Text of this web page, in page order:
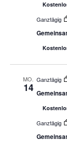
Ganztägig
MO.
14
Ganztägig
Ganztägig